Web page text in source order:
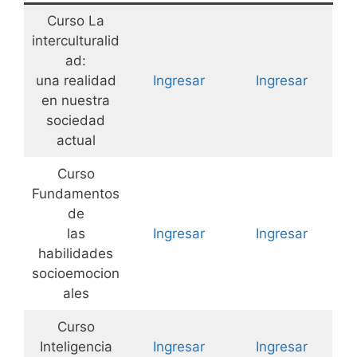
Curso La
interculturalid
ad:
una realidad
en nuestra
sociedad
actual
Ingresar Ingresar
Curso
Fundamentos
de
las
habilidades
socioemocion
ales
Ingresar Ingresar
Curso
Inteligencia
Ingresar Ingresar